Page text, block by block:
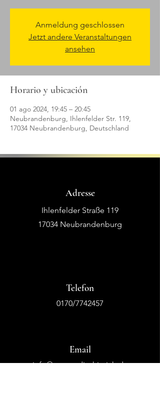
Anmeldung geschlossen
Jetzt andere Veranstaltungen
ansehen
Horario y ubicación
01 ago 2024, 19:45 – 20:45
Neubrandenburg, Ihlenfelder Str. 119,
17034 Neubrandenburg, Deutschland
Adresse
Ihlenfelder Straße 119
17034 Neubrandenburg
Telefon
0170/7742457
Email
info@tanzstudio-hinrich.de